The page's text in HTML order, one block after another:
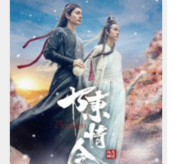
ー
シ
ョ
ン